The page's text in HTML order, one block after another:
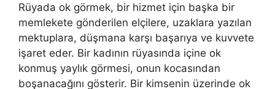
Rüyada ok görmek, bir hizmet için başka bir
memlekete gönderilen elçilere, uzaklara yazılan
mektuplara, düşmana karşı başarıya ve kuvvete
işaret eder. Bir kadının rüyasında içine ok
konmuş yaylık görmesi, onun kocasından
boşanacağını gösterir. Bir kimsenin üzerinde ok